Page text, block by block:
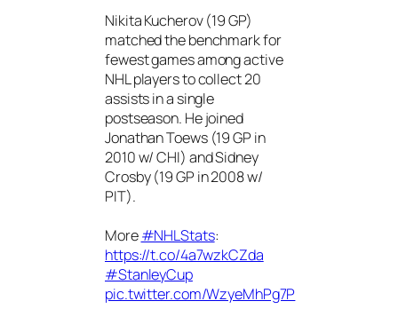
Nikita Kucherov (19 GP)
matched the benchmark for
fewest games among active
NHL players to collect 20
assists in a single
postseason. He joined
Jonathan Toews (19 GP in
2010 w/ CHI) and Sidney
Crosby (19 GP in 2008 w/
PIT).
More#NHLStats:
https://t.co/4a7wzkCZda
#StanleyCup
pic.twitter.com/WzyeMhPg7P